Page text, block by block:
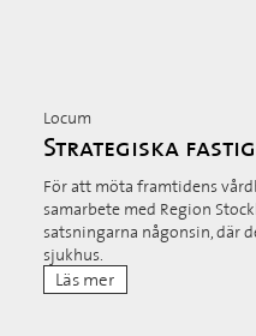
Locum
Strategiska
För att möta framtidens
samarbete med Region
satsningarna någonsin, där
sjukhus.
Läs mer